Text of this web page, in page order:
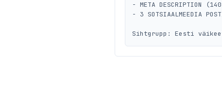
- META DESCRIPTION
- 3 SOTSIAALMEEDIA
Sihtgrupp: Eesti